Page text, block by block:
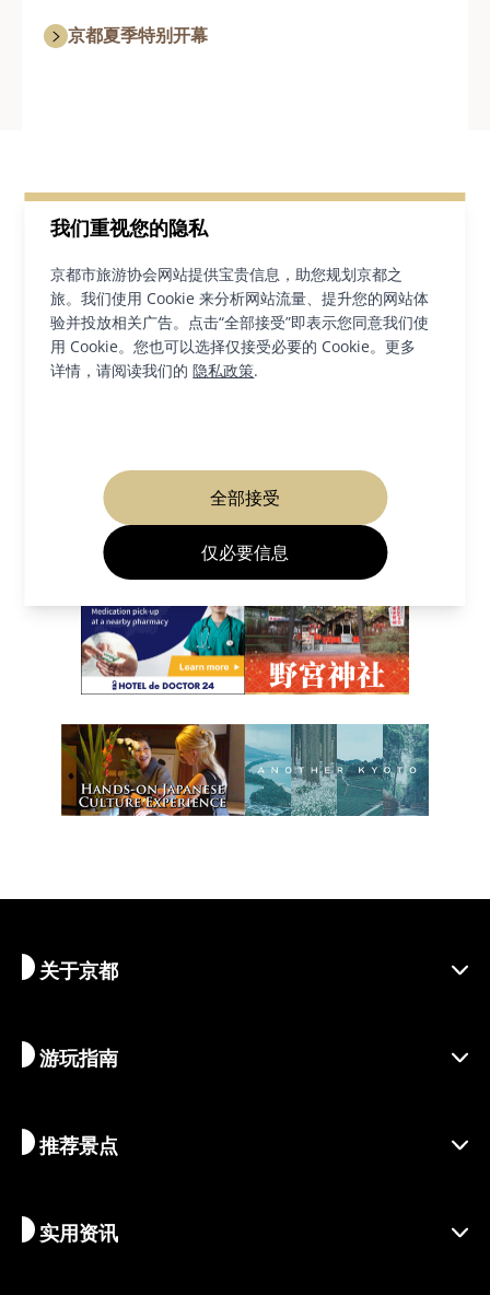
我们重视您的隐私
京都市旅游协会网站提供宝贵信息，助您规划京都之
旅。我们使用 Cookie 来分析网站流量、提升您的网站体
验并投放相关广告。点击“全部接受”即表示您同意我们使
用 Cookie。您也可以选择仅接受必要的 Cookie。更多
详情，请阅读我们的隐私政策.
全部接受
仅必要信息
京都夏季特别开幕
返回新闻
相关网站
关于京都
探寻京都
季节资讯
可持续旅游
游玩指南
旅行灵感
体验活动
推荐景点
目的地
实用资讯